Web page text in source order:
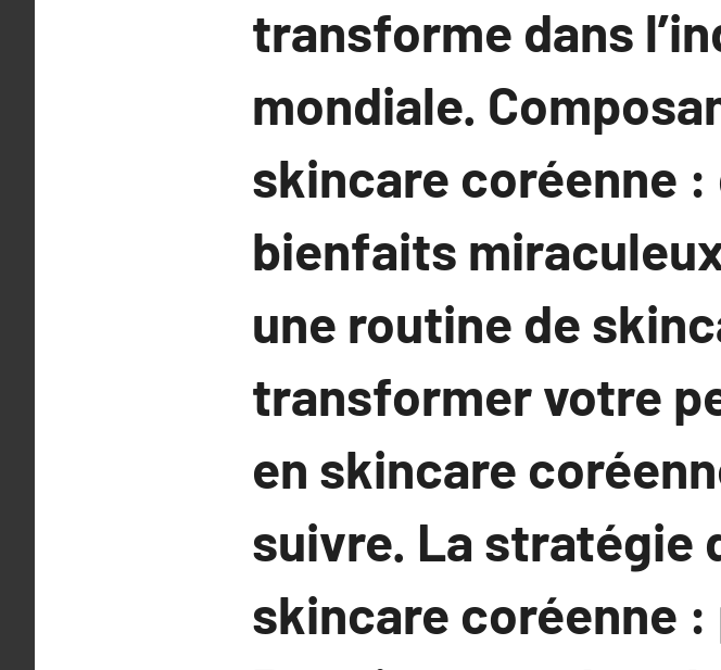
transforme dans
mondiale.
skincare coréenne
bienfaits
une routine de
transformer votre
en skincare
suivre. La stratégie
skincare coréenne